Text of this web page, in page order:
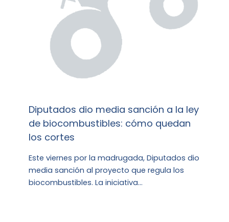
Diputados dio media sanción a la ley
de biocombustibles: cómo quedan
los cortes
Este viernes por la madrugada, Diputados dio
media sanción al proyecto que regula los
biocombustibles. La iniciativa…